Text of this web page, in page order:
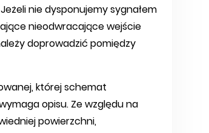
nie dysponujemy sygnałem
nieodwracające wejście
doprowadzić pomiędzy
której schemat
opisu. Ze względu na
powierzchni,